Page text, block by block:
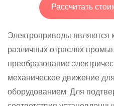
Рассчитать
Электроприводы
различных отраслях
преобразование
механическое движение
оборудованием. Для